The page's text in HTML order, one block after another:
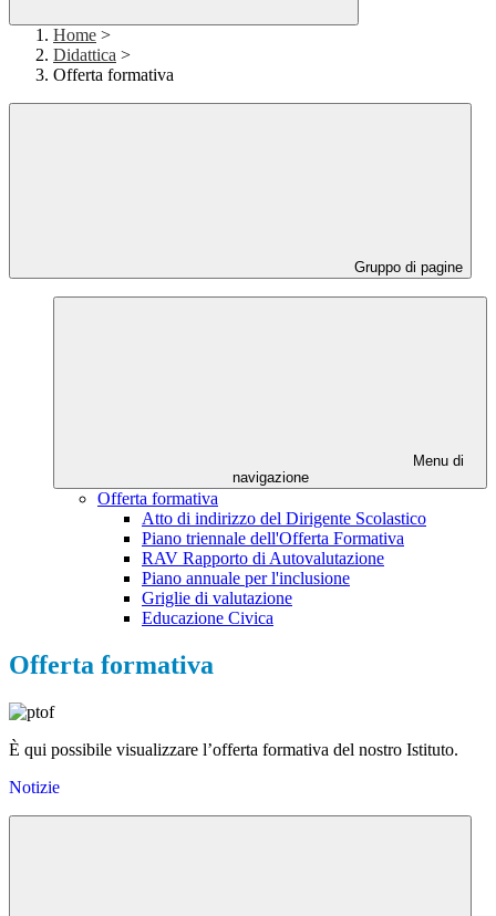
Home >
Didattica >
Offerta formativa
Gruppo di pagine
Menu di
navigazione
Offerta formativa
Atto di indirizzo del Dirigente Scolastico
Piano triennale dell'Offerta Formativa
RAV Rapporto di Autovalutazione
Piano annuale per l'inclusione
Griglie di valutazione
Educazione Civica
Offerta formativa
È qui possibile visualizzare l’offerta formativa del nostro Istituto.
Notizie